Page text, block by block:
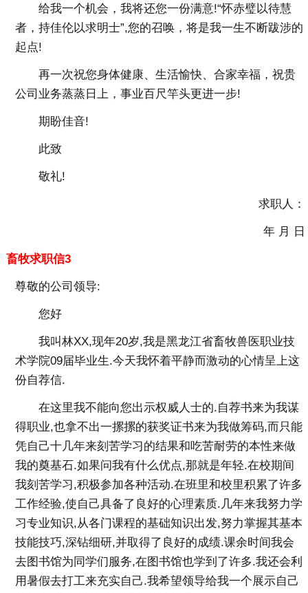
给我一个机会，我将还您一份满意!“怀赤璧以待慧
者，持佳伦以求明士”,您的召唤，将是我一生不断跋涉的
起点!
再一次祝您身体健康、生活愉快、合家幸福，祝贵
公司业务蒸蒸日上，事业百尺竿头更进一步!
期盼佳音!
此致
敬礼!
求职人：
年 月 日
畜牧求职信3
尊敬的公司领导:
您好
我叫林XX,现年20岁,我是黑龙江省畜牧兽医职业技
术学院09届毕业生.今天我怀着平静而激动的心情呈上这
份自荐信.
在这里我不能向您出示权威人士的.自荐书来为我谋
得职业,也拿不出一摞摞的获奖证书来为我做筹码,而只能
凭自己十几年来刻苦学习的结果和吃苦耐劳的本性来做
我的奠基石.如果问我有什么优点,那就是年轻.在校期间
我刻苦学习,积极参加各种活动.在班里和校里积累了许多
工作经验,使自己具备了良好的心理素质.几年来我努力学
习专业知识,从各门课程的基础知识出发,努力掌握其基本
技能技巧,深钻细研,并取得了良好的成绩.课余时间我会
去图书馆为同学们服务,在图书馆也学到了许多.我还会利
用暑假去打工来充实自己.我希望领导给我一个展示自己